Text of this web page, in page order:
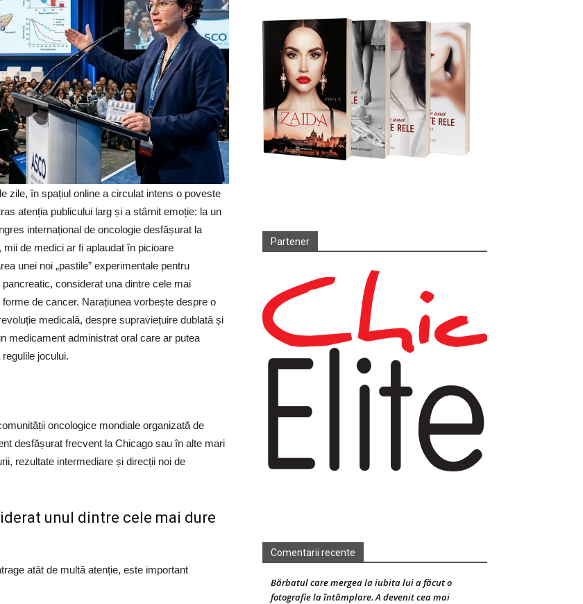
zile, în spațiul online a circulat intens o poveste
atenția publicului larg și a stârnit emoție: la un
internațional de oncologie desfășurat la
mii de medici ar fi aplaudat în picioare
unei noi „pastile” experimentale pentru
considerat una dintre cele mai
de cancer. Narațiunea vorbește despre o
medicală, despre supraviețuire dublată și
medicament administrat oral care ar putea
jocului.
oncologice mondiale organizată de
desfășurat frecvent la Chicago sau în alte mari
rezultate intermediare și direcții noi de
unul dintre cele mai dure
atât de multă atenție, este important
Partener
Comentarii recente
Bărbatul care mergea la iubita lui a făcut o
fotografie la întâmplare. A devenit cea mai